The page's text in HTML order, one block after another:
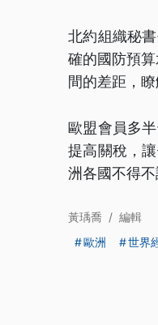
北約組織秘
確的國防預
間的差距，
歐盟會員多
提高關稅，
洲各國不得不
黃瑀喬 / 編輯
歐洲
世界